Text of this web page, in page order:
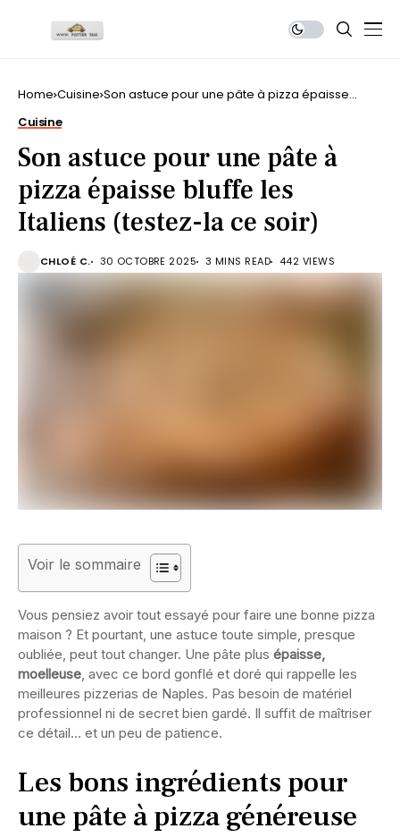
Home Cuisine Son astuce pour une pâte à pizza épaisse
Cuisine
Son astuce pour une pâte à
pizza épaisse bluffe les
Italiens (testez-la ce soir)
CHLOÉ C. 30 OCTOBRE 2025 3 MINS READ 442 VIEWS
Voir le sommaire
Vous pensiez avoir tout essayé pour faire une bonne pizza
maison ? Et pourtant, une astuce toute simple, presque
oubliée, peut tout changer. Une pâte plus épaisse,
moelleuse, avec ce bord gonflé et doré qui rappelle les
meilleures pizzerias de Naples. Pas besoin de matériel
professionnel ni de secret bien gardé. Il suffit de maîtriser
ce détail… et un peu de patience.
Les bons ingrédients pour
une pâte à pizza généreuse